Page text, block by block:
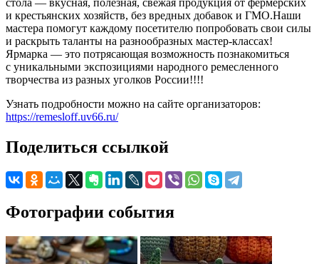
стола — вкусная, полезная, свежая продукция от фермерских
и крестьянских хозяйств, без вредных добавок и ГМО.Наши
мастера помогут каждому посетителю попробовать свои силы
и раскрыть таланты на разнообразных мастер-классах!
Ярмарка — это потрясающая возможность познакомиться
с уникальными экспозициями народного ремесленного
творчества из разных уголков России!!!!
Узнать подробности можно на сайте организаторов:
https://remesloff.uv66.ru/
Поделиться ссылкой
Фотографии события